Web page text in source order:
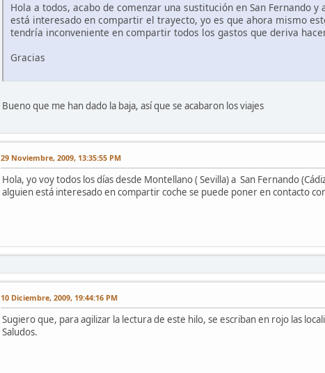
Hola a todos, acabo de comenzar una sustitución en San Fernando
está interesado en compartir el trayecto, yo es que ahora mismo
tendría inconveniente en compartir todos los gastos que deriva
Gracias
Bueno que me han dado la baja, así que se acabaron los viajes
29 Noviembre, 2009, 13:35:55 PM
Hola, yo voy todos los días desde Montellano ( Sevilla) a San Fernando
alguien está interesado en compartir coche se puede poner en contacto
10 Diciembre, 2009, 19:44:16 PM
Sugiero que, para agilizar la lectura de este hilo, se escriban en rojo las
Saludos.